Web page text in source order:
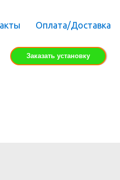
Оплата/Доставка
Заказать установку